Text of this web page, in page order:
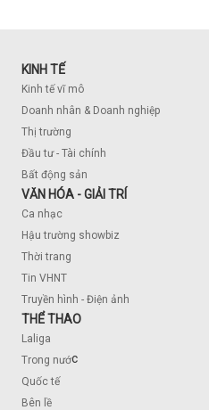
KINH TẾ
Kinh tế vĩ mô
Doanh nhân & Doanh nghiệp
Thị trường
Đầu tư - Tài chính
Bất động sản
VĂN HÓA - GIẢI TRÍ
Ca nhạc
Hậu trường showbiz
Thời trang
Tin VHNT
Truyền hình - Điện ảnh
THỂ THAO
Laliga
Trong nước
Quốc tế
Bên lề